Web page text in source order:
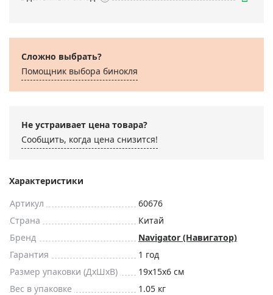
Сложно выбрать?
Помощник выбора бинокля
Не устраивает цена товара?
Сообщить, когда цена снизится!
Характеристики
Артикул
60676
Страна
Китай
Бренд
Navigator (Навигатор)
Гарантия
1 год
Размер упаковки (ДxШxВ)
19x15x6 см
Вес в упаковке
1.05 кг